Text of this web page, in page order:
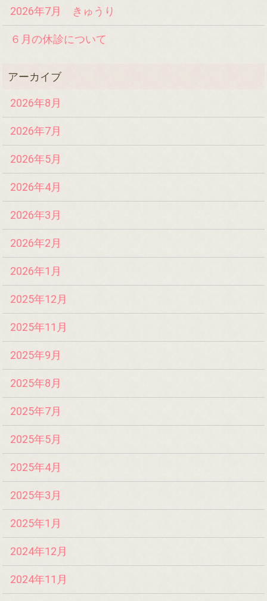
2026年7月 きゅうり
６月の休診について
2026年8月
2026年7月
2026年5月
2026年4月
2026年3月
2026年2月
2026年1月
2025年12月
2025年11月
2025年9月
2025年8月
2025年7月
2025年5月
2025年4月
2025年3月
2025年1月
2024年12月
2024年11月